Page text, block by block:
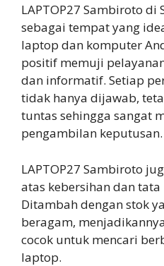
LAPTOP27 Sambiroto di
sebagai tempat yang
laptop dan komputer
positif memuji
dan informatif. Setiap
tidak hanya dijawab,
tuntas sehingga sangat
pengambilan keputusan.
LAPTOP27 Sambiroto
atas kebersihan dan
Ditambah dengan stok
beragam,
cocok untuk mencari
laptop.